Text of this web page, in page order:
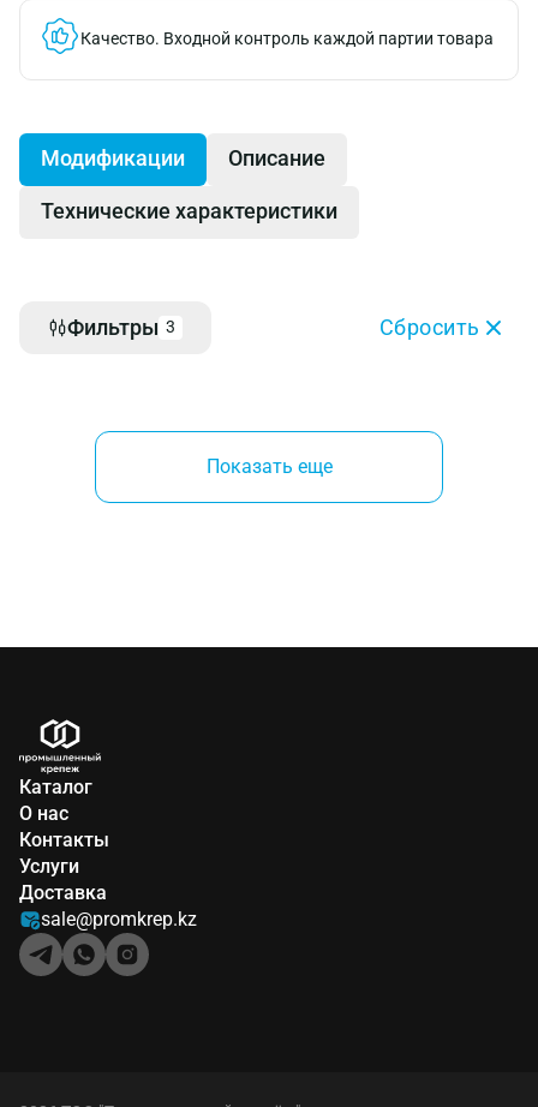
Качество. Входной контроль каждой партии товара
Модификации Описание
Технические характеристики
Фильтры 3 Сбросить
Показать еще
Каталог
О нас
Контакты
Услуги
Доставка
sale@promkrep.kz